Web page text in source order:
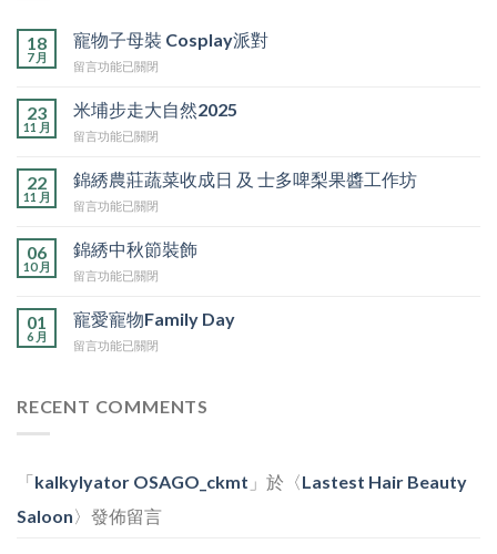
18
7 月
寵物子母裝 Cosplay派對
在
物
子
母
Cosplay
對〉
留言功能已關閉
23
11 月
米埔步走大自然2025
在
埔
步
走
自
2025〉
留言功能已關閉
22
11 月
錦綉農莊蔬菜收成日 及 士多啤梨果醬工作坊
在
綉
農
莊
菜
成
士
果
醬
工
留言功能已關閉
06
10 月
錦綉中秋節裝飾
在
綉
中
秋
飾〉
留言功能已關閉
01
6 月
寵愛寵物Family Day
在
寵
中
留言功能已關閉
RECENT COMMENTS
「kalkylyator OSAGO_ckmt 」於〈Lastest Hair Beauty
Saloon〉發佈留言